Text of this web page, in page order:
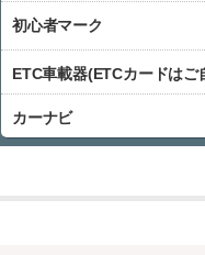
初心者マーク
ETC車載器(ETCカードはご
カーナビ